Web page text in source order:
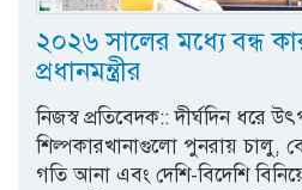
২০২৬ সালের মধ্যে বন্ধ
প্রধানমন্ত্রীর
নিজস্ব প্রতিবেদক:: দীর্ঘদিন ধরে
শিল্পকারখানাগুলো পুনরায় চালু,
গতি আনা এবং দেশি-বিদেশি